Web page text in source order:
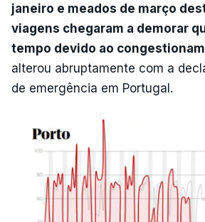
janeiro e meados de março
viagens chegaram a demorar
tempo devido ao
alterou abruptamente com a
de emergência em Portugal.